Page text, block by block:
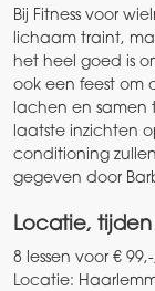
Bij Fitness voor
lichaam traint,
het heel goed is
ook een feest om
lachen en samen
laatste inzichten
conditioning
gegeven door
Locatie,
8 lessen voor €
Locatie: